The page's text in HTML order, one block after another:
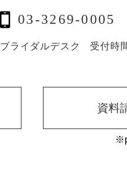
03-3269-0005
ブライダルデスク 受付時
資料